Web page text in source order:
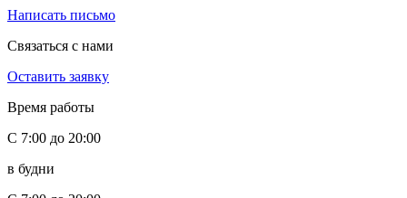
Написать письмо
Связаться с нами
Оставить заявку
Время работы
С 7:00 до 20:00
в будни